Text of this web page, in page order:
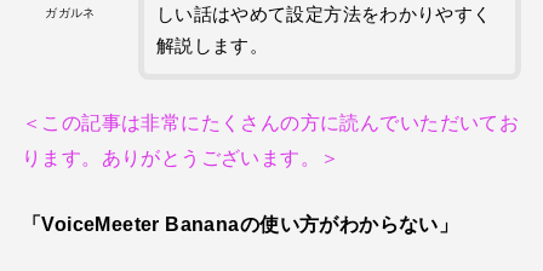
改名マニュアル〜性同一性障害（性別違和）の方対象
世の中・裏事情
人生・恋愛・運
ガガルネ
しい話はやめて設定方法をわかりやすく
解説します。
＜この記事は非常にたくさんの方に読んでいただいてお
ります。ありがとうございます。＞
「VoiceMeeter Bananaの使い方がわからない」